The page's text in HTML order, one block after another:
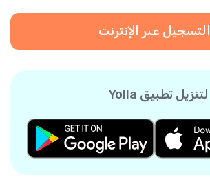
التسجيل عبر الإنترنت